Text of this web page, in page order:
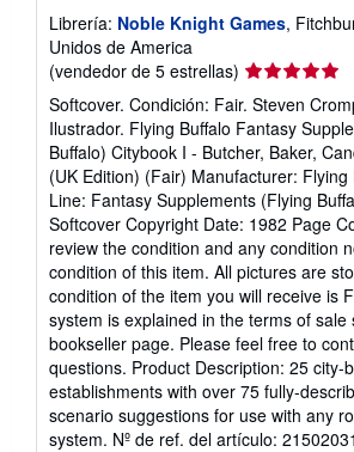
Librería: Noble Knight Games,
Unidos de America
(vendedor de 5 estrellas) Calificación
del
vendedor:
5
de
5
estrellas
Softcover. Condición: Fair. Steven
Ilustrador. Flying Buffalo Fantasy
Buffalo) Citybook I - Butcher, Baker,
(UK Edition) (Fair) Manufacturer: Flying
Line: Fantasy Supplements (Flying
Softcover Copyright Date: 1982 Page
review the condition and any condition
condition of this item. All pictures are
condition of the item you will receive is
system is explained in the terms of sale
bookseller page. Please feel free to
questions. Product Description: 25 city-
establishments with over 75 fully-
scenario suggestions for use with any
system. Nº de ref. del artículo: